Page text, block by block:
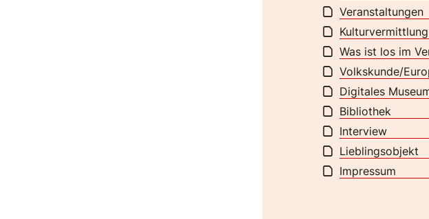
Veranstaltungen
Kulturvermittlung
Was ist los im
Volkskunde/
Digitales
Bibliothek
Interview
Lieblingsobjekt
Impressum